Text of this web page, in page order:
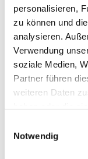
personalisieren,
zu können und
analysieren.
Verwendung
soziale Medien,
Partner führen
weiteren Daten
Notwendig